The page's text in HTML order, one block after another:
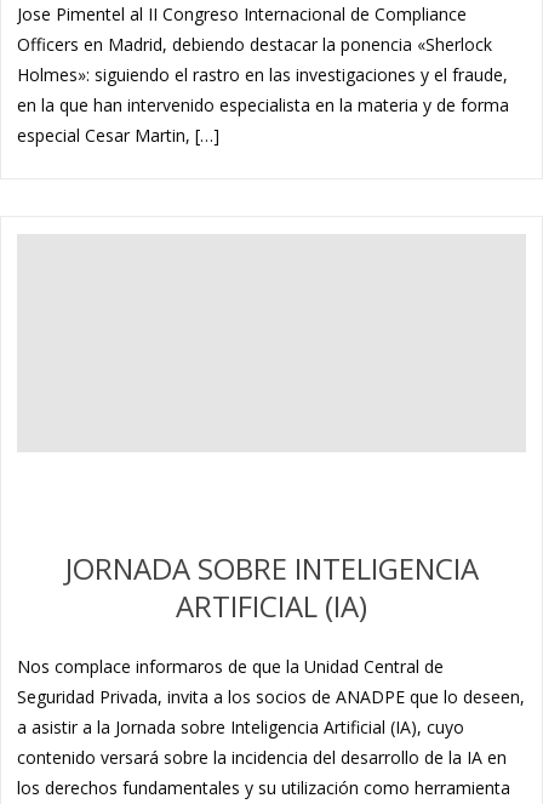
Jose Pimentel al II Congreso Internacional de Compliance
Officers en Madrid, debiendo destacar la ponencia «Sherlock
Holmes»: siguiendo el rastro en las investigaciones y el fraude,
en la que han intervenido especialista en la materia y de forma
especial Cesar Martin, […]
JORNADA SOBRE INTELIGENCIA
ARTIFICIAL (IA)
Nos complace informaros de que la Unidad Central de
Seguridad Privada, invita a los socios de ANADPE que lo deseen,
a asistir a la Jornada sobre Inteligencia Artificial (IA), cuyo
contenido versará sobre la incidencia del desarrollo de la IA en
los derechos fundamentales y su utilización como herramienta